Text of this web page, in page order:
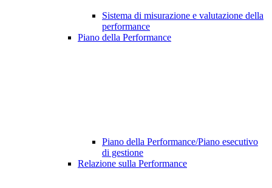
Sistema di misurazione e valutazione della
performance
Piano della Performance
Piano della Performance/Piano esecutivo
di gestione
Relazione sulla Performance